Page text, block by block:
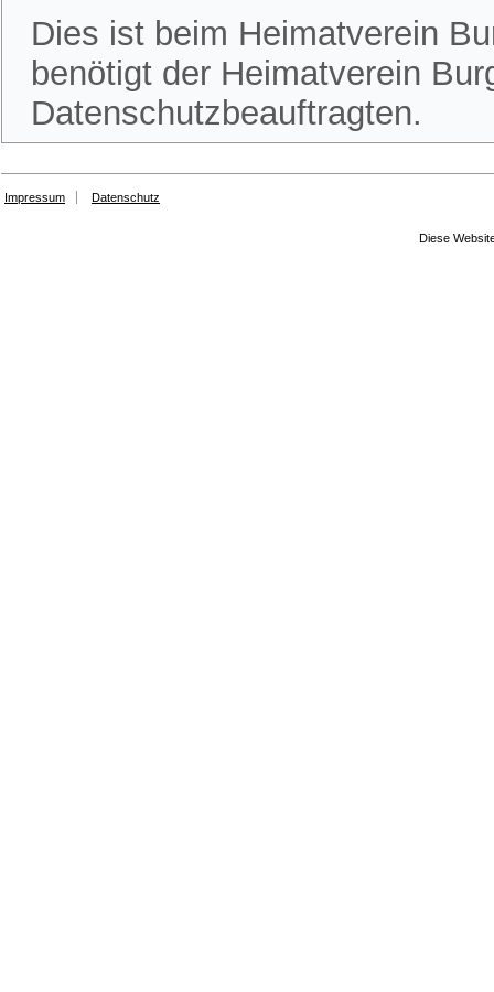
Dies ist beim Heimatverein
benötigt der Heimatverein
Datenschutzbeauftragten.
Impressum Datenschutz
Diese